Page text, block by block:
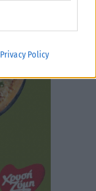
Privacy Policy